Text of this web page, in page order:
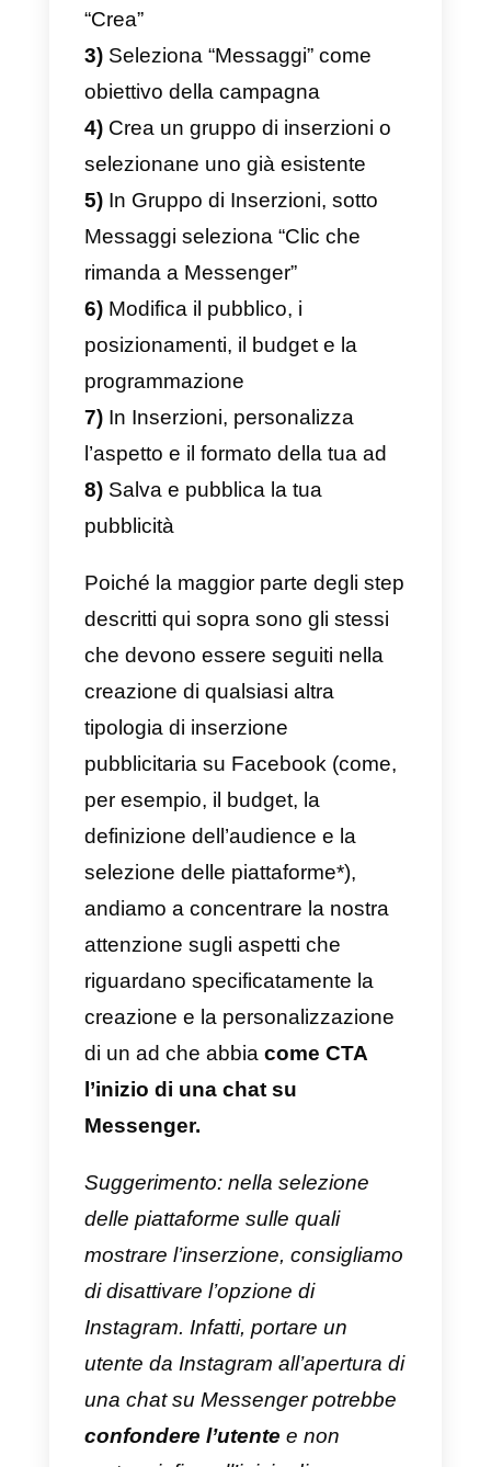
Come si crea
sponsorizzata su
Facebook che porti un
utente a chattare con la
pagina su Messenger?
Ecco quali sono in sintesi gli step
da seguire per creare
un’inserzione che rimanda
all’inizio di una chat su
Messenger:
1)Accedi a Gestione inserzioni,
Facebook Business Manager
2)Crea una nuova campagna
cliccando sul bottone verde
“Crea”
Seleziona “Messaggi” come
obiettivo della campagna
4)Crea un gruppo di inserzioni o
selezionane uno già esistente
5)In Gruppo di Inserzioni, sotto
Messaggi seleziona “Clic che
rimanda a Messenger”
Modifica il pubblico, i
posizionamenti, il budget e la
programmazione
7)In Inserzioni, personalizza
l’aspetto e il formato della tua ad